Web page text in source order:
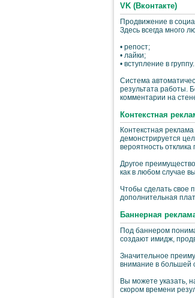
VK (Вконтакте)
Продвижение в
Здесь всегда много
• репост;
• лайки;
• вступление в группу.
Система
результата работы.
комментарии на
Контекстная
Контекстная
демонстрируется
вероятность
Другое
как в любом случае
Чтобы сделать свое
дополнительная
Баннерная
Под баннером
создают имидж,
Значительное
внимание в большей
Вы можете указать,
скором времени